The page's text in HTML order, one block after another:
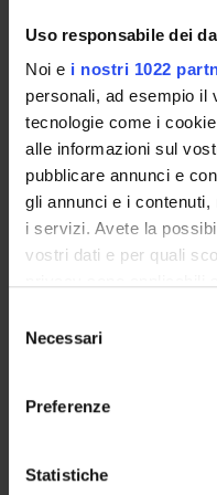
Uso responsabile dei
Noi e i nostri 1022
personali, ad esempio il
tecnologie come i
alle informazioni sul
pubblicare annunci e
gli annunci e i
i servizi. Avete la
vostri dati e per quali
modificare o revocare il
momento dalla
raccogliere
delNecessari
Preferenze
Statistiche
ACTIVITIES
PHD PROGRAMMES
RESEARCH FACILITIES
RESEARCH